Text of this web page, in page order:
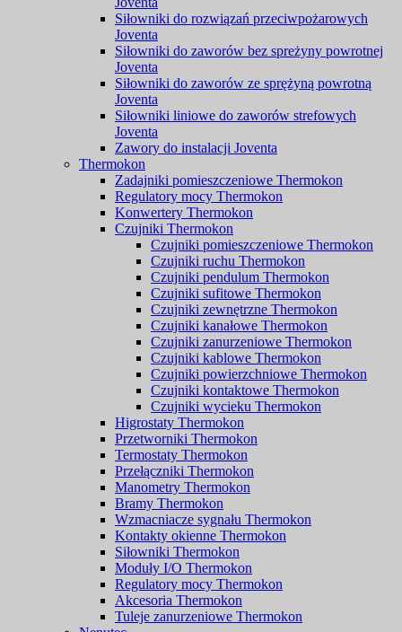
Siłowniki do rozwiązań przeciwpożarowych
Joventa
Siłowniki do zaworów bez spreżyny powrotnej
Joventa
Siłowniki do zaworów ze sprężyną powrotną
Joventa
Siłowniki liniowe do zaworów strefowych
Joventa
Zawory do instalacji Joventa
Thermokon
Zadajniki pomieszczeniowe Thermokon
Regulatory mocy Thermokon
Konwertery Thermokon
Czujniki Thermokon
Czujniki pomieszczeniowe Thermokon
Czujniki ruchu Thermokon
Czujniki pendulum Thermokon
Czujniki sufitowe Thermokon
Czujniki zewnętrzne Thermokon
Czujniki kanałowe Thermokon
Czujniki zanurzeniowe Thermokon
Czujniki kablowe Thermokon
Czujniki powierzchniowe Thermokon
Czujniki kontaktowe Thermokon
Czujniki wycieku Thermokon
Higrostaty Thermokon
Przetworniki Thermokon
Termostaty Thermokon
Przełączniki Thermokon
Manometry Thermokon
Bramy Thermokon
Wzmacniacze sygnału Thermokon
Kontakty okienne Thermokon
Siłowniki Thermokon
Moduły I/O Thermokon
Regulatory mocy Thermokon
Akcesoria Thermokon
Tuleje zanurzeniowe Thermokon